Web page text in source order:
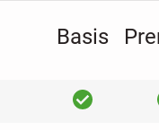
Basis
ja